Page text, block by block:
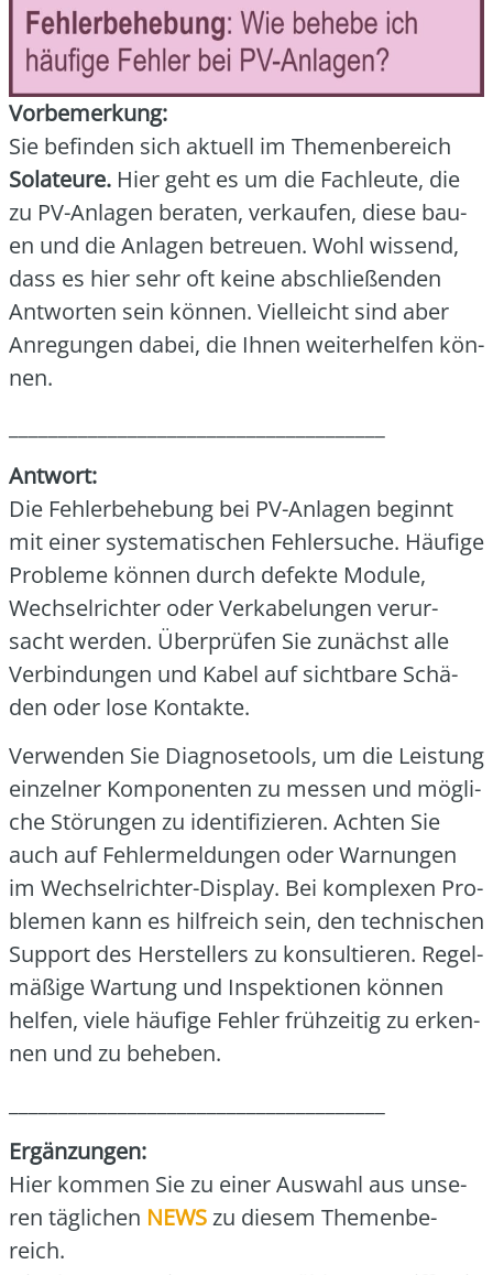
Vor­be­mer­kung:
Sie befin­den sich aktu­ell im The­men­be­reich
Sola­teu­re. Hier geht es um die Fach­leu­te, die
zu PV-Anla­gen bera­ten, ver­kau­fen, die­se bau­
en und die Anla­gen betreu­en. Wohl wis­send,
dass es hier sehr oft kei­ne abschlie­ßen­den
Ant­wor­ten sein kön­nen. Viel­leicht sind aber
Anre­gun­gen dabei, die Ihnen wei­ter­hel­fen kön­
nen.
Ant­wort:
Die Feh­ler­be­he­bung bei PV-Anla­gen beginnt
mit einer sys­te­ma­ti­schen Feh­ler­su­che. Häu­fi­ge
Pro­ble­me kön­nen durch defek­te Modu­le,
Wech­sel­rich­ter oder Ver­ka­be­lun­gen ver­ur­
sacht wer­den. Über­prü­fen Sie zunächst alle
Ver­bin­dun­gen und Kabel auf sicht­ba­re Schä­
den oder lose Kon­tak­te.
Ver­wen­den Sie Dia­gno­se­tools, um die Leis­tung
ein­zel­ner Kom­po­nen­ten zu mes­sen und mög­li­
che Stö­run­gen zu iden­ti­fi­zie­ren. Ach­ten Sie
auch auf Feh­ler­mel­dun­gen oder War­nun­gen
im Wech­sel­rich­ter-Dis­play. Bei kom­ple­xen Pro­
ble­men kann es hilf­reich sein, den tech­ni­schen
Sup­port des Her­stel­lers zu kon­sul­tie­ren. Regel­
mä­ßi­ge War­tung und Inspek­tio­nen kön­nen
hel­fen, vie­le häu­fi­ge Feh­ler früh­zei­tig zu erken­
nen und zu behe­ben.
Ergän­zun­gen:
Hier kom­men Sie zu einer Aus­wahl aus unse­
ren täg­li­chen NEWSzu die­sem The­men­be­
reich.